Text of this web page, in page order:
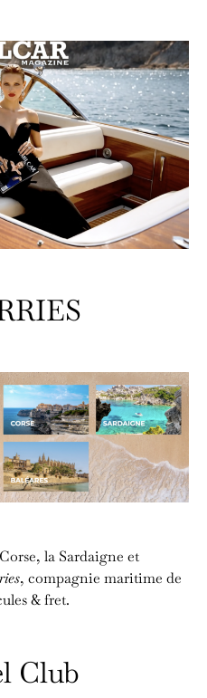
la Sardaigne et
, compagnie maritime de
& fret.
Club